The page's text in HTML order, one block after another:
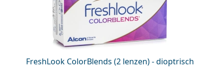
FreshLook ColorBlends (2 lenzen) - dioptrisch